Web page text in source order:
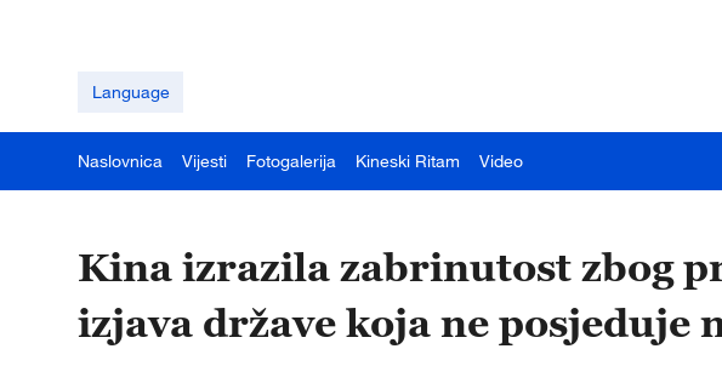
Language
Naslovnica Vijesti Fotogalerija Kineski Ritam Video
Kina izrazila zabrinutost zbog
izjava države koja ne posjeduje